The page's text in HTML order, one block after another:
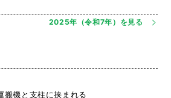
2025年（令和7年）を見る
搬機と支柱に挟まれる